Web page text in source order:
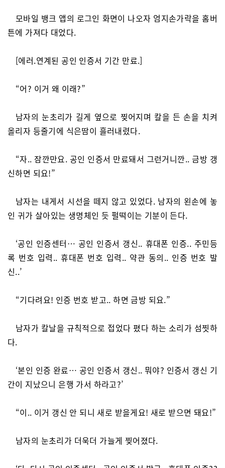
모바일 뱅크 앱의 로그인 화면이 나오자 엄지손가락을 홈버
튼에 가져다 대었다.
[에러.연계된 공인 인증서 기간 만료.]
“어? 이거 왜 이래?”
남자의 눈초리가 길게 옆으로 찢어지며 칼을 든 손을 치켜
올리자 등줄기에 식은땀이 흘러내렸다.
“자.. 잠깐만요. 공인 인증서 만료돼서 그런거니깐.. 금방 갱
신하면 되요!”
남자는 내게서 시선을 떼지 않고 있었다. 남자의 왼손에 놓
인 귀가 살아있는 생명체인 듯 펄떡이는 기분이 든다.
‘공인 인증센터… 공인 인증서 갱신.. 휴대폰 인증.. 주민등
록 번호 입력.. 휴대폰 번호 입력.. 약관 동의.. 인증 번호 발
신..’
“기다려요! 인증 번호 받고.. 하면 금방 되요.”
남자가 칼날을 규칙적으로 접었다 폈다 하는 소리가 섬찟하
다.
‘본인 인증 완료… 공인 인증서 갱신.. 뭐야? 인증서 갱신 기
간이 지났으니 은행 가서 하라고?’
“이.. 이거 갱신 안 되니 새로 받을게요! 새로 받으면 돼요!”
남자의 눈초리가 더욱더 가늘게 찢어졌다.